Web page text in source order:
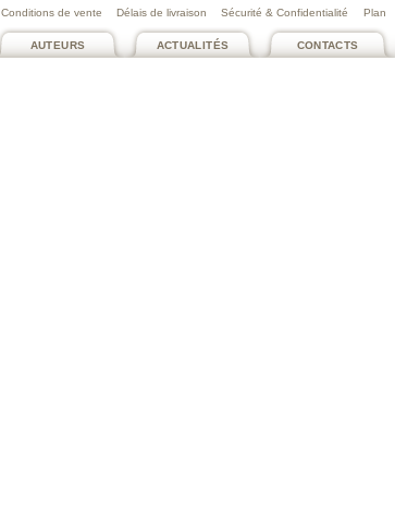
Plan
Conditions de vente Délais de livraison Sécurité & Confidentialité
CONTACTS
ACTUALITÉS
AUTEURS